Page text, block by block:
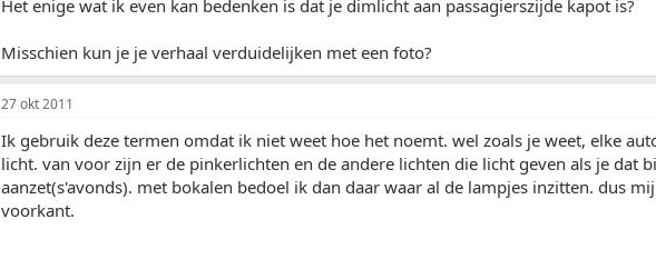
Het enige wat ik even kan bedenken is dat je dimlicht aan passagierszijde kapot is?
Misschien kun je je verhaal verduidelijken met een foto?
27 okt 2011
Ik gebruik deze termen omdat ik niet weet hoe het noemt. wel zoals je weet, elke
licht. van voor zijn er de pinkerlichten en de andere lichten die licht geven als je dat
aanzet(s'avonds). met bokalen bedoel ik dan daar waar al de lampjes inzitten. dus
voorkant.